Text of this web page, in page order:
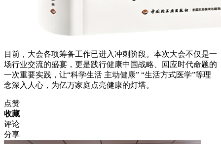
目前，大会各项筹备工作已进入冲刺阶段。本次大会不仅是一
场行业交流的盛宴，更是践行健康中国战略、回应时代命题的
一次重要实践，让“科学生活 主动健康” “生活方式医学”等理
念深入人心，为亿万家庭点亮健康的灯塔。
点赞
收藏
评论
分享